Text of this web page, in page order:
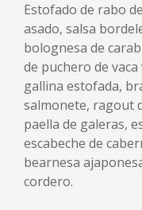
Estofado de rabo
asado, salsa
bolognesa de
de puchero de
gallina estofada,
salmonete, ragout
paella de galeras,
escabeche de
bearnesa
cordero.